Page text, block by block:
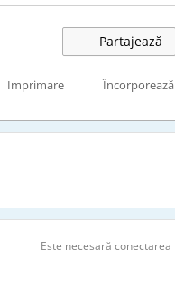
Partajează
Imprimare Încorporează
Este necesară conectarea